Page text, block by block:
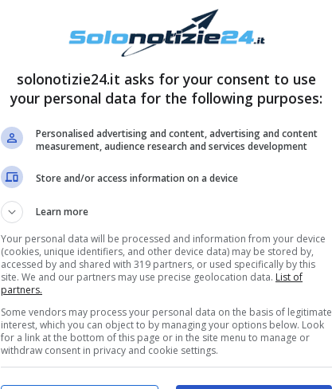
solonotizie24.it asks for your consent to use
your personal data for the following purposes:
Personalised advertising and content, advertising and content
measurement, audience research and services development
Store and/or access information on a device
Learn more
Your personal data will be processed and information from your device
(cookies, unique identifiers, and other device data) may be stored by,
accessed by and shared with 319 partners, or used specifically by this
site. We and our partners may use precise geolocation data. List of
partners.
Some vendors may process your personal data on the basis of legitimate
interest, which you can object to by managing your options below. Look
for a link at the bottom of this page or in the site menu to manage or
withdraw consent in privacy and cookie settings.